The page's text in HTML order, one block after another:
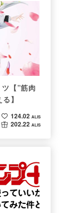
【”筋肉
】
124.02 ALIS
202.22 ALIS